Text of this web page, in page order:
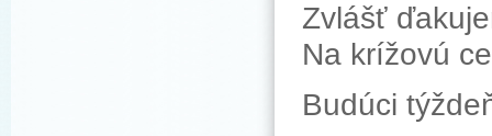
Zvlášť
Na krížovú
Budúci